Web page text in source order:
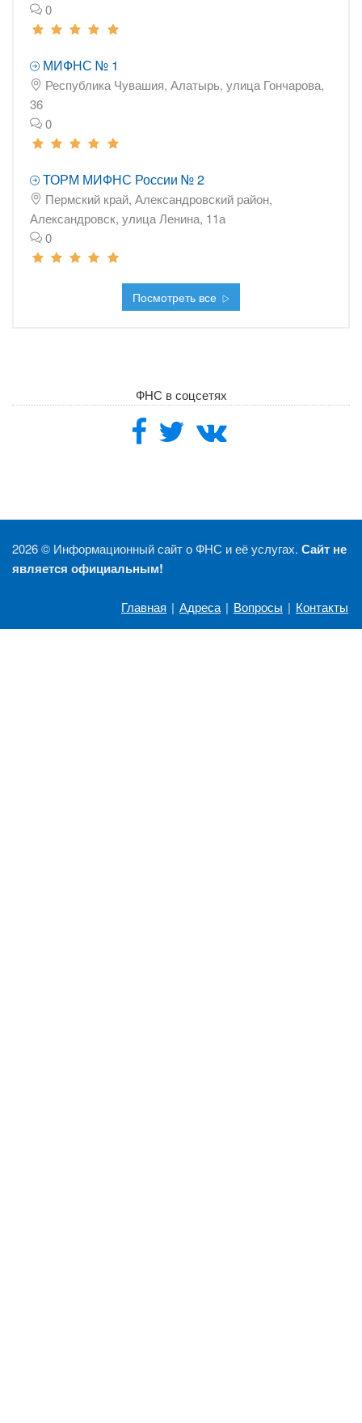
0
МИФНС № 1
Республика Чувашия, Алатырь, улица Гончарова,
36
0
ТОРМ МИФНС России № 2
Пермский край, Александровский район,
Александровск, улица Ленина, 11а
0
Посмотреть все
ФНС в соцсетях
2026 © Информационный сайт о ФНС и её услугах. Сайт не
является официальным!
Главная | Адреса | Вопросы | Контакты